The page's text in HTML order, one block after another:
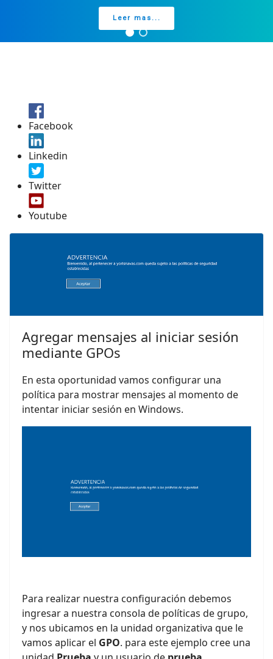
Leer mas...
Facebook
Linkedin
Twitter
Youtube
Agregar mensajes al iniciar sesión
mediante GPOs
En esta oportunidad vamos configurar una
política para mostrar mensajes al momento de
intentar iniciar sesión en Windows.
Para realizar nuestra configuración debemos
ingresar a nuestra consola de políticas de grupo,
y nos ubicamos en la unidad organizativa que le
vamos aplicar el GPO. para este ejemplo cree una